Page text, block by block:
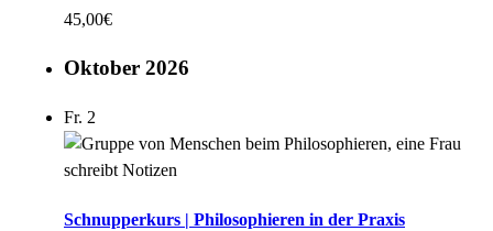
45,00€
Oktober 2026
Fr. 2
Schnupperkurs | Philosophieren in der Praxis